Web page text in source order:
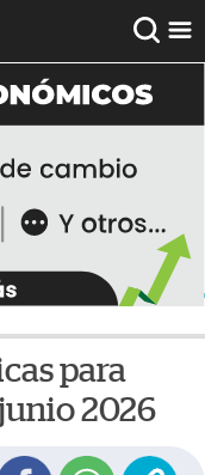
para
2026